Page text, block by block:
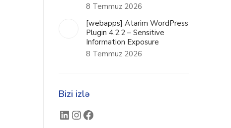
8 Temmuz 2026
[webapps] Atarim WordPress
Plugin 4.2.2 – Sensitive
Information Exposure
8 Temmuz 2026
Bizi izlə